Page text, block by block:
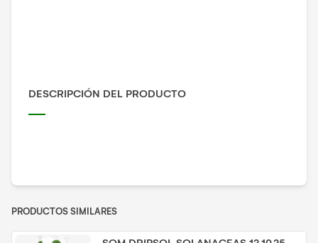
DESCRIPCIÓN DEL PRODUCTO
PRODUCTOS SIMILARES